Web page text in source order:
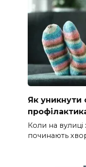
Як уникнути
Коли на
починають